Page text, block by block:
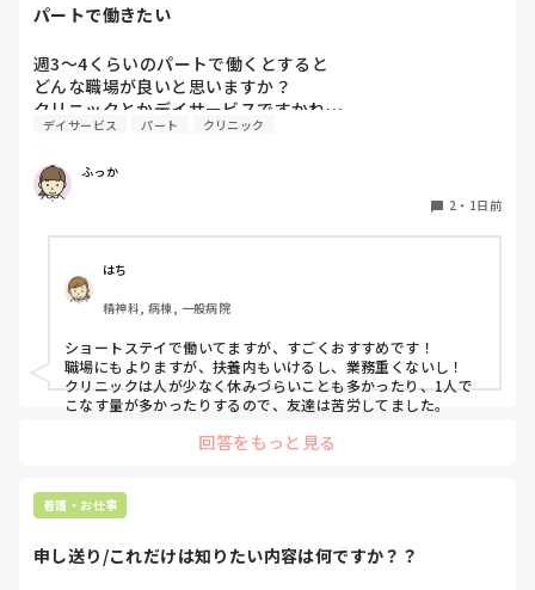
パートで働きたい
週3〜4くらいのパートで働くとすると
どんな職場が良いと思いますか？
クリニックとかデイサービスですかね…
デイサービス パート クリニック
ふっか
2 ・ 1日前
はち
精神科, 病棟, 一般病院
ショートステイで働いてますが、すごくおすすめです！
職場にもよりますが、扶養内もいけるし、業務重くないし！
クリニックは人が少なく休みづらいことも多かったり、1人で
こなす量が多かったりするので、友達は苦労してました。
回答をもっと見る
看護・お仕事
申し送り/これだけは知りたい内容は何ですか？？